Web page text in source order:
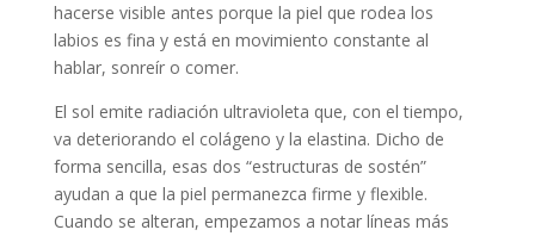
hacerse visible antes porque la piel que rodea los
labios es fina y está en movimiento constante al
hablar, sonreír o comer.
El sol emite radiación ultravioleta que, con el tiempo,
va deteriorando el colágeno y la elastina. Dicho de
forma sencilla, esas dos “estructuras de sostén”
ayudan a que la piel permanezca firme y flexible.
Cuando se alteran, empezamos a notar líneas más